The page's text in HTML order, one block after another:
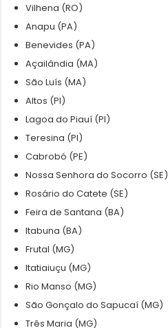
Vilhena (RO)
Anapu (PA)
Benevides (PA)
Açailândia (MA)
São Luís (MA)
Altos (PI)
Lagoa do Piauí (PI)
Teresina (PI)
Cabrobó (PE)
Nossa Senhora do Socorro (SE)
Rosário do Catete (SE)
Feira de Santana (BA)
Itabuna (BA)
Frutal (MG)
Itatiaiuçu (MG)
Rio Manso (MG)
São Gonçalo do Sapucaí (MG)
Três Maria (MG)